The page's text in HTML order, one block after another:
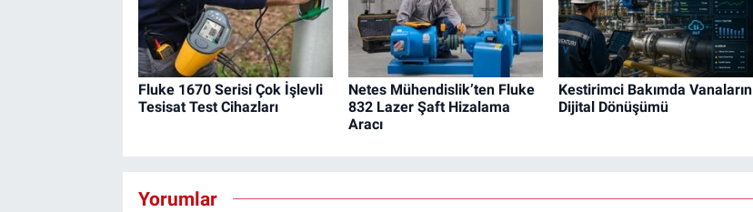
Fluke 1670 Serisi Çok İşlevli
Tesisat Test Cihazları
Netes Mühendislik’ten Fluke
832 Lazer Şaft Hizalama
Aracı
Kestirimci Bakımda Vanaların
Dijital Dönüşümü
Yorumlar